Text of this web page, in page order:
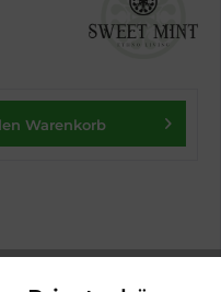
Warenkorb